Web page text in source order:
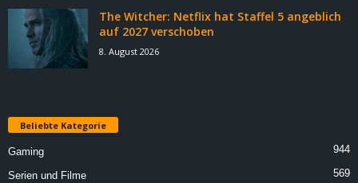
The Witcher: Netflix hat Staffel 5 angeblich
auf 2027 verschoben
8. August 2026
Beliebte Kategorie
Gaming 944
Serien und Filme 569